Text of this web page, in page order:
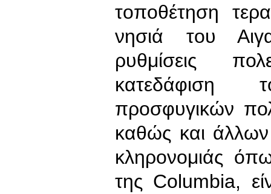
τοποθέτηση
νησιά του
ρυθμίσεις
κατεδάφιση
προσφυγικών
καθώς και άλλων
κληρονομιάς
της Columbia,